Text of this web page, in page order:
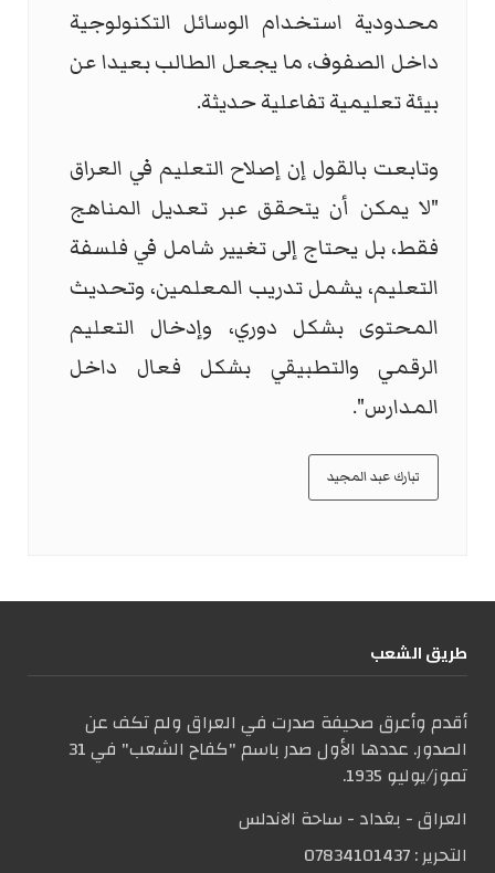
محدودية استخدام الوسائل التكنولوجية
داخل الصفوف، ما يجعل الطالب بعيدا عن
بيئة تعليمية تفاعلية حديثة.
وتابعت بالقول إن إصلاح التعليم في العراق
"لا يمكن أن يتحقق عبر تعديل المناهج
فقط، بل يحتاج إلى تغيير شامل في فلسفة
التعليم، يشمل تدريب المعلمين، وتحديث
المحتوى بشكل دوري، وإدخال التعليم
الرقمي والتطبيقي بشكل فعال داخل
المدارس".
تبارك عبد المجيد
طریق الشعب
أقدم وأعرق صحيفة صدرت في العراق ولم تكف عن
الصدور. عددها الأول صدر باسم "كفاح الشعب" في 31
تموز/يوليو 1935.
العراق - بغداد - ساحة الاندلس
التحریر :07834101437